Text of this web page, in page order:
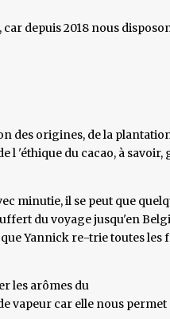
depuis 2018 nous
des origines, de la
l 'éthique du cacao, à
minutie, il se peut que
du voyage jusqu'en
Yannick re-trie toutes les
les arômes du
vapeur car elle nous permet